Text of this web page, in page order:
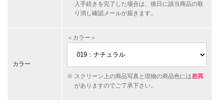
入手続きを完了した場合は、後日に該当商品の取
り消し確認メールが届きます。
カラー
＜カラー＞
スクリーン上の商品写真と現物の商品色には差異
がありますのでご了承下さい。